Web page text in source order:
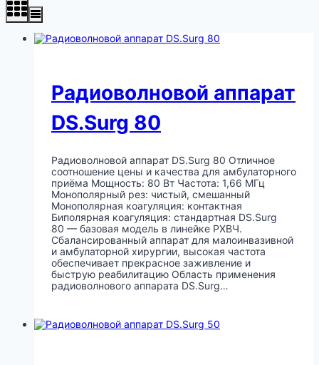
Радиоволновой аппарат
DS.Surg 80
Радиоволновой аппарат DS.Surg 80 Отличное
соотношение цены и качества для амбулаторного
приёма Мощность: 80 Вт Частота: 1,66 МГц
Монополярный рез: чистый, смешанный
Монополярная коагуляция: контактная
Биполярная коагуляция: стандартная DS.Surg
80 — базовая модель в линейке РХВЧ.
Сбалансированный аппарат для малоинвазивной
и амбулаторной хирургии, высокая частота
обеспечивает прекрасное заживление и
быструю реабилитацию Область применения
радиоволнового аппарата DS.Surg…